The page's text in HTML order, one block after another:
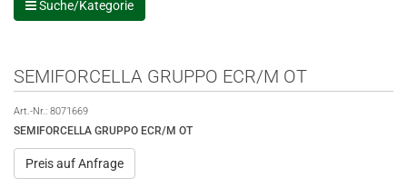
Suche/Kategorie
SEMIFORCELLA GRUPPO ECR/M OT
Art.-Nr.: 8071669
SEMIFORCELLA GRUPPO ECR/M OT
Preis auf Anfrage